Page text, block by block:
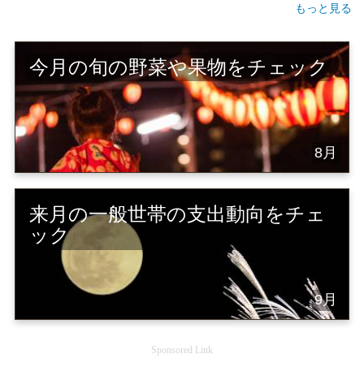
もっと見る
今月の旬の野菜や果物をチェック
8月
来月の一般世帯の支出動向をチェ
ック
9月
Sponsored Link